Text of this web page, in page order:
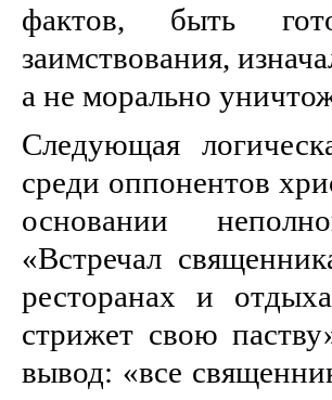
фактов, быть
заимствования,
а не морально
Следующая
среди оппонентов
основании
«Встречал
ресторанах и
стрижет свою
вывод: «все